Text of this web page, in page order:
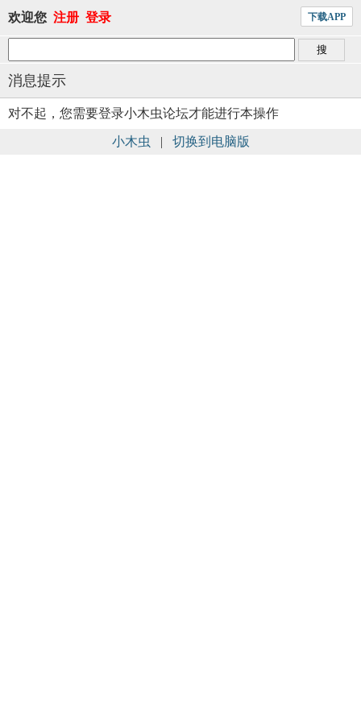
欢迎您 注册 登录 下载APP
消息提示
对不起，您需要登录小木虫论坛才能进行本操作
小木虫 | 切换到电脑版